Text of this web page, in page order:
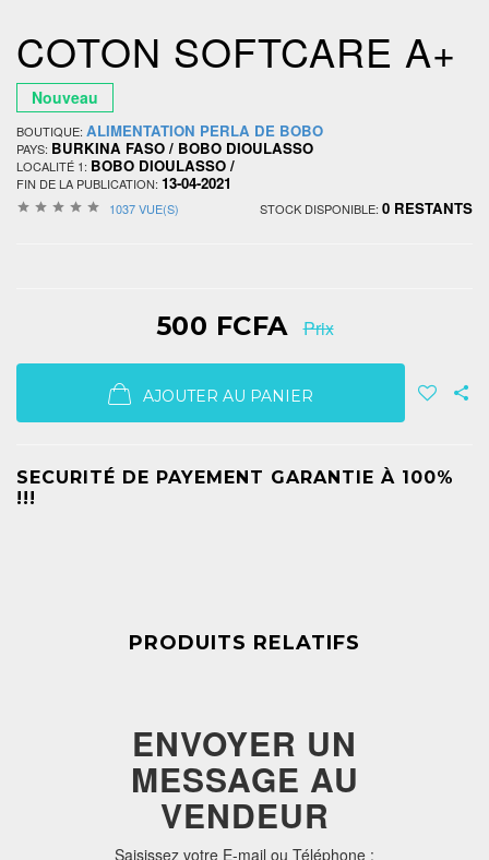
COTON SOFTCARE A+
Nouveau
BOUTIQUE: ALIMENTATION PERLA DE BOBO
PAYS: BURKINA FASO / BOBO DIOULASSO
LOCALITÉ 1: BOBO DIOULASSO /
FIN DE LA PUBLICATION: 13-04-2021
1037 VUE(S) STOCK DISPONIBLE: 0 RESTANTS
500 FCFA Prix
AJOUTER AU PANIER
SECURITÉ DE PAYEMENT GARANTIE À 100%
!!!
PRODUITS RELATIFS
ENVOYER UN
MESSAGE AU
VENDEUR
Saisissez votre E-mail ou Téléphone :